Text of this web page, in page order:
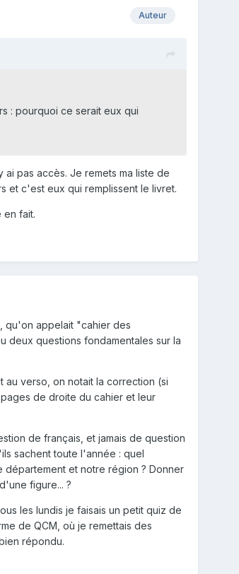
Auteur
: pourquoi ce serait eux qui
pas accès. Je remets ma liste de
et c'est eux qui remplissent le livret.
en fait.
qu'on appelait "cahier des
deux questions fondamentales sur la
au verso, on notait la correction (si
de droite du cahier et leur
de français, et jamais de question
sachent toute l'année : quel
et notre région ? Donner
figure... ?
les lundis je faisais un petit quiz de
de QCM, où je remettais des
répondu.